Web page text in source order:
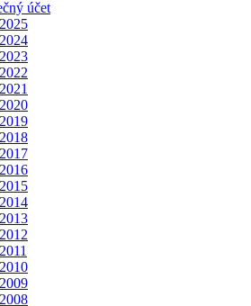
účet
2025
2024
2023
2022
2021
2020
2019
2018
2017
2016
2015
2014
2013
2012
2011
2010
2009
2008